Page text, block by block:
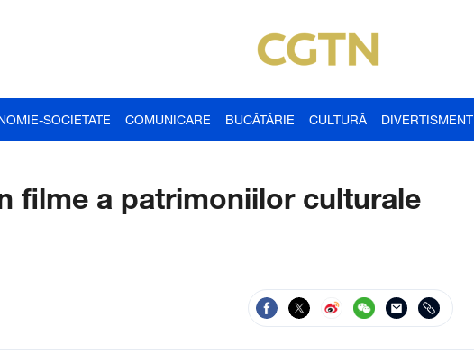
SOCIETATE COMUNICARE BUCĂTĂRIE CULTURĂ DIVERTISMENT
filme a patrimoniilor culturale